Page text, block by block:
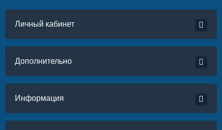
Личный кабинет
Дополнительно
Информация